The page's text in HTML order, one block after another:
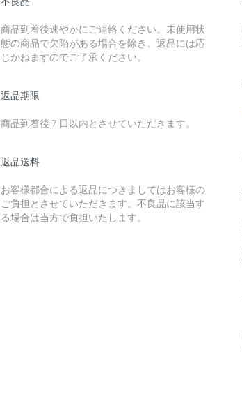
商品到着後速やかにご連絡ください。未使用状
態の商品で欠陥がある場合を除き、返品には応
じかねますのでご了承ください。
返品期限
商品到着後７日以内とさせていただきます。
返品送料
お客様都合による返品につきましてはお客様の
ご負担とさせていただきます。不良品に該当す
る場合は当方で負担いたします。